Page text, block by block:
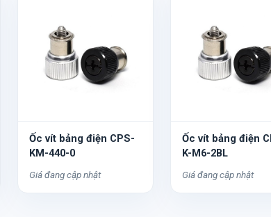
Ốc vít bảng điện CPS-
KM-440-0
Giá đang cập nhật
Ốc vít bảng điện
K-M6-2BL
Giá đang cập nhật